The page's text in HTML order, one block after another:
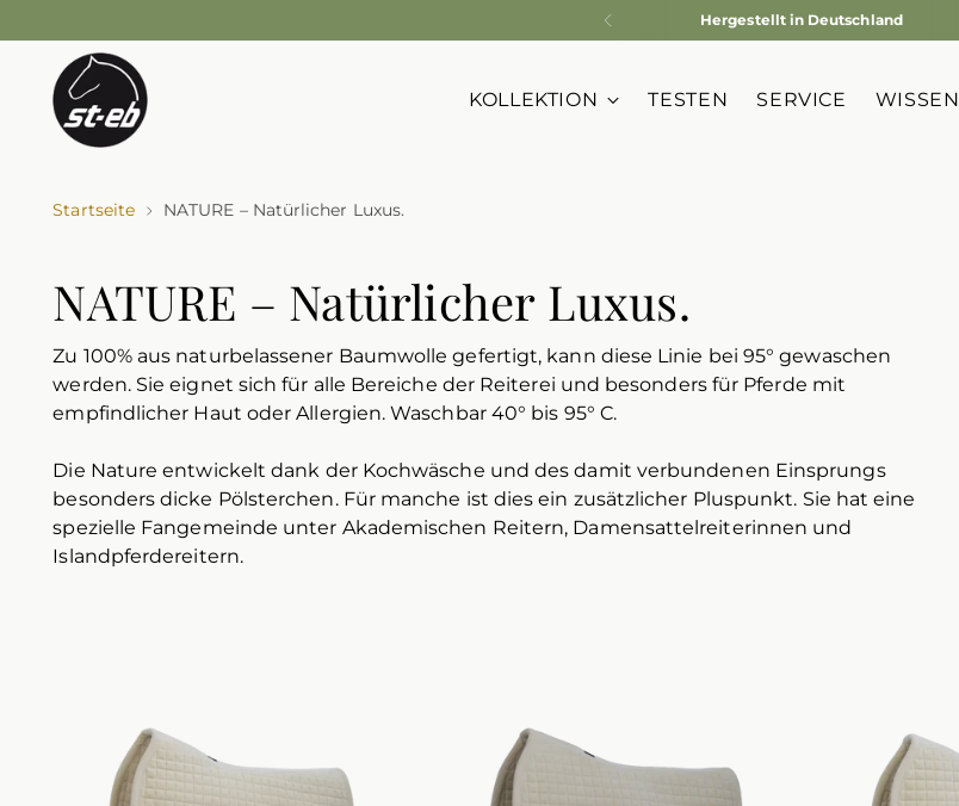
Individuelle Unterlagen nach Mass
KOLLEKTION TESTEN SERVICE WISSEN
Startseite NATURE – Natürlicher Luxus.
NATURE – Natürlicher Luxus.
Zu 100% aus naturbelassener Baumwolle gefertigt, kann diese Linie bei 95° gewaschen
werden. Sie eignet sich für alle Bereiche der Reiterei und besonders für Pferde mit
empfindlicher Haut oder Allergien. Waschbar 40° bis 95° C.
Die Nature entwickelt dank der Kochwäsche und des damit verbundenen Einsprungs
besonders dicke Pölsterchen. Für manche ist dies ein zusätzlicher Pluspunkt. Sie hat eine
spezielle Fangemeinde unter Akademischen Reitern, Damensattelreiterinnen und
Islandpferdereitern.